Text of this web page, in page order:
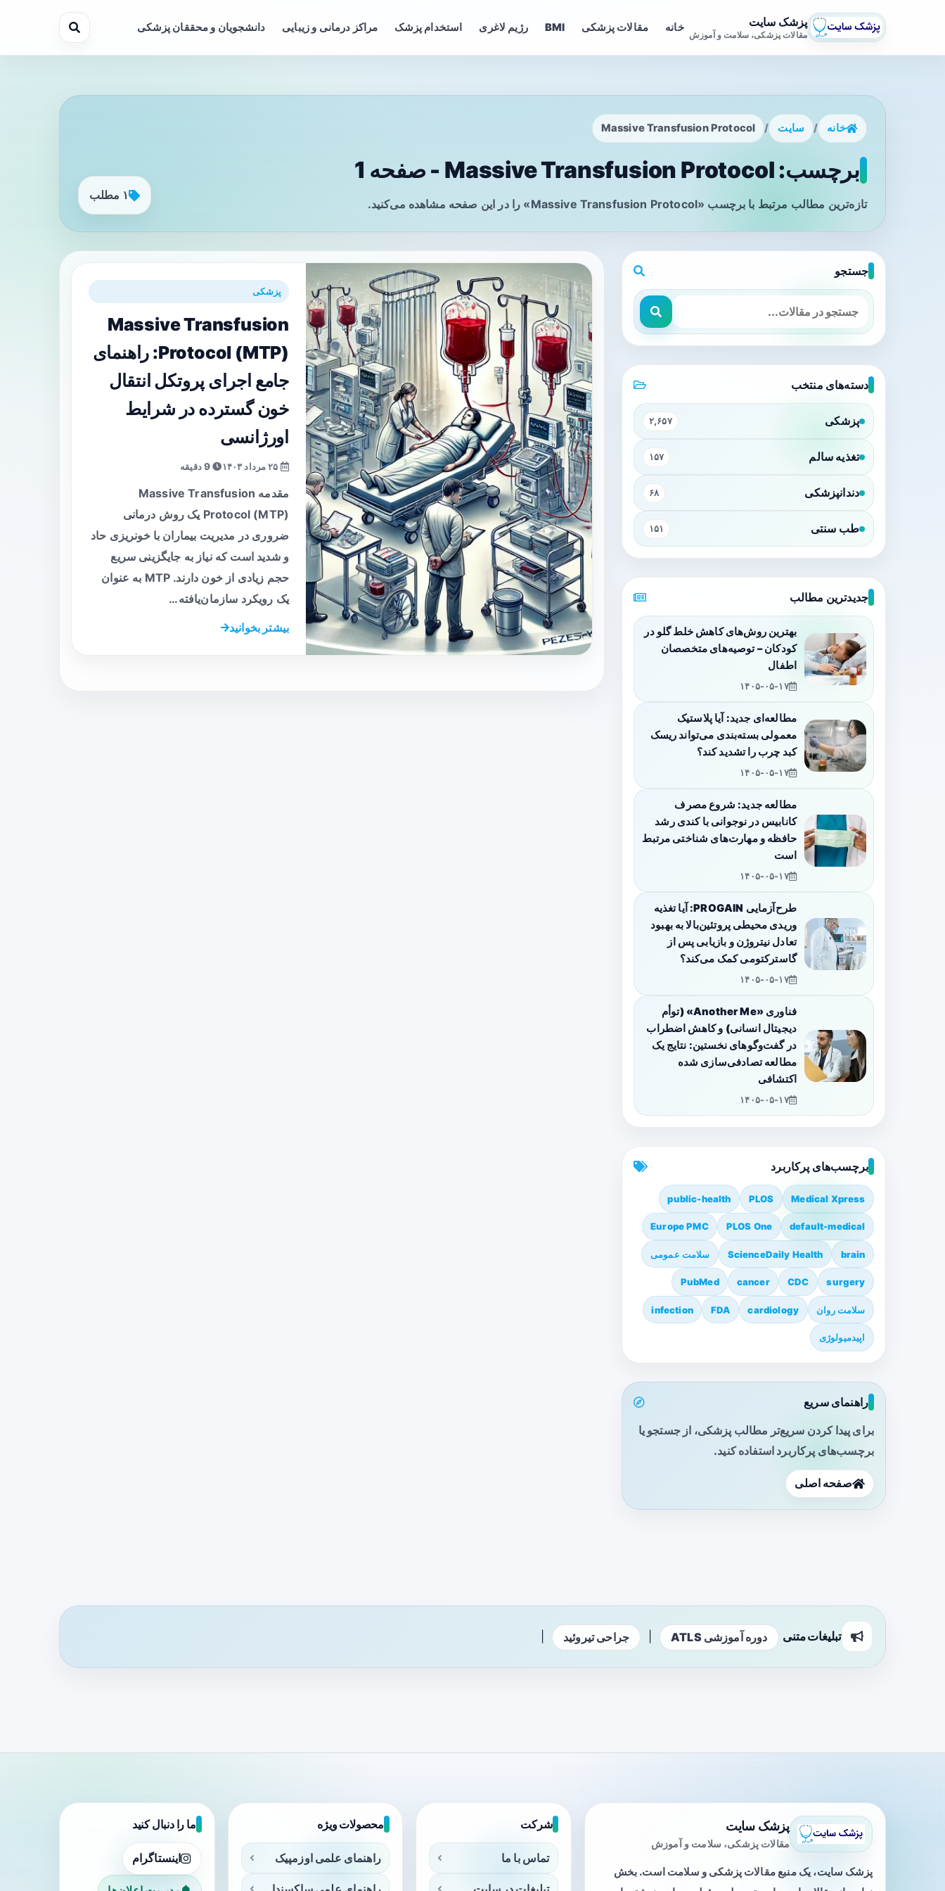
پزشک سایت
مقالات پزشکی، سلامت و آموزش
خانه مقالات پزشکی BMI رژیم لاغری استخدام پزشک مراکز درمانی و زیبایی دانشجویان و محققان پزشکی
خانه / سایت /
Massive Transfusion Protocol
برچسب: Massive Transfusion Protocol - صفحه 1
تازه‌ترین مطالب مرتبط با برچسب «Massive Transfusion Protocol» را در این صفحه مشاهده می‌کنید.
۱ مطلب
پزشکی
Massive Transfusion
Protocol (MTP): راهنمای
جامع اجرای پروتکل انتقال
خون گسترده در شرایط
اورژانسی
9 دقیقه
مقدمه Massive Transfusion
Protocol (MTP) یک روش درمانی
ضروری در مدیریت بیماران با خونریزی حاد
و شدید است که نیاز به جایگزینی سریع
حجم زیادی از خون دارند. MTP به عنوان
یک رویکرد سازمان‌یافته…
بیشتر بخوانید
جستجو
دسته‌های منتخب
پزشکی ۲,۶۵۷
تغذیه سالم ۱۵۷
دندانپزشکی ۶۸
طب سنتی ۱۵۱
جدیدترین مطالب
بهترین روش‌های کاهش خلط گلو در
کودکان – توصیه‌های متخصصان
اطفال
۱۴۰۵-۰۵-۱۷
مطالعه‌ای جدید: آیا پلاستیک
معمولی بسته‌بندی می‌تواند ریسک
کبد چرب را تشدید کند؟
۱۴۰۵-۰۵-۱۷
مطالعه جدید: شروع مصرف
کانابیس در نوجوانی با کندی رشد
حافظه و مهارت‌های شناختی مرتبط
است
۱۴۰۵-۰۵-۱۷
طرح‌آزمایی PROGAIN: آیا تغذیه
وریدی محیطی پروتئین‌بالا به بهبود
تعادل نیتروژن و بازیابی پس از
گاسترکتومی کمک می‌کند؟
۱۴۰۵-۰۵-۱۷
فناوری «Another Me» (توأم
دیجیتال انسانی) و کاهش اضطراب
در گفت‌وگوهای نخستین: نتایج یک
مطالعه تصادفی‌سازی شده
اکتشافی
۱۴۰۵-۰۵-۱۷
برچسب‌های پرکاربرد
Medical Xpress
PLOS
public-health
default-medical
PLOS One
Europe PMC
brain
ScienceDaily Health سلامت عمومی
surgery
CDC
cancer
PubMed
سلامت روان cardiology
FDA
infection
اپیدمیولوژی
راهنمای سریع
برای پیدا کردن سریع‌تر مطالب پزشکی، از جستجو یا
برچسب‌های پرکاربرد استفاده کنید.
صفحه اصلی
تبلیغات متنی دوره آموزشی ATLS جراحی تیروئید
پزشک سایت
مقالات پزشکی، سلامت و آموزش
پزشک سایت، یک منبع مقالات پزشکی و سلامت است. بخش
شرکت
تماس با ما
محصولات ویژه
راهنمای علمی اوزمپیک
ما را دنبال کنید
اینستاگرام